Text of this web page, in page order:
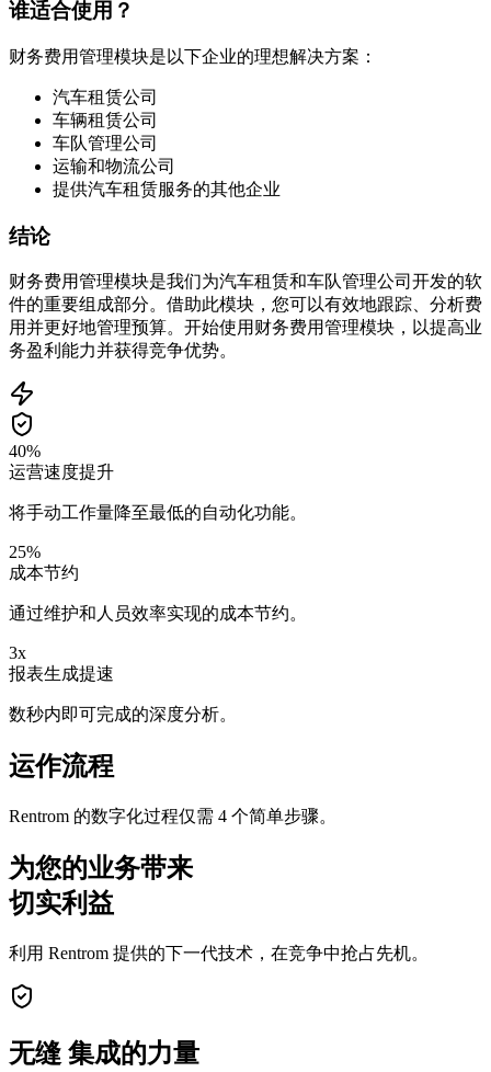
谁适合使用？
财务费用管理模块是以下企业的理想解决方案：
汽车租赁公司
车辆租赁公司
车队管理公司
运输和物流公司
提供汽车租赁服务的其他企业
结论
财务费用管理模块是我们为汽车租赁和车队管理公司开发的软
件的重要组成部分。借助此模块，您可以有效地跟踪、分析费
用并更好地管理预算。开始使用财务费用管理模块，以提高业
务盈利能力并获得竞争优势。
40%
运营速度提升
将手动工作量降至最低的自动化功能。
25%
成本节约
通过维护和人员效率实现的成本节约。
3x
报表生成提速
数秒内即可完成的深度分析。
运作流程
Rentrom 的数字化过程仅需 4 个简单步骤。
为您的业务带来
切实利益
利用 Rentrom 提供的下一代技术，在竞争中抢占先机。
无缝 集成的力量